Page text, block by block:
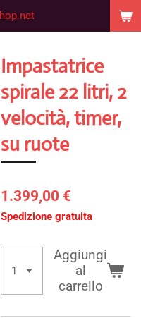
Impastatrice
spirale 22 litri, 2
velocità, timer,
su ruote
1.399,00 €
Spedizione gratuita
Aggiungi
al
carrello